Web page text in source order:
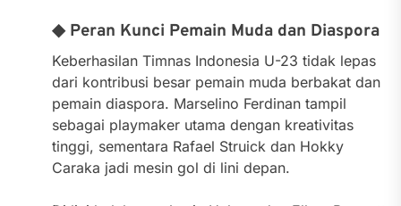
◆ Peran Kunci Pemain Muda dan Diaspora
Keberhasilan Timnas Indonesia U-23 tidak lepas
dari kontribusi besar pemain muda berbakat dan
pemain diaspora. Marselino Ferdinan tampil
sebagai playmaker utama dengan kreativitas
tinggi, sementara Rafael Struick dan Hokky
Caraka jadi mesin gol di lini depan.